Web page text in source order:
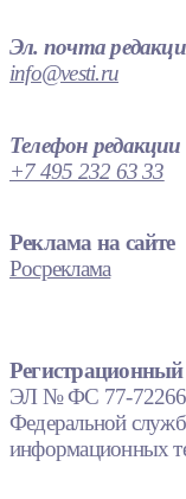
Эл. почта
info@vesti.ru
Телефон редакции
+7 495 232 63 33
Реклама на сайте
Росреклама
ЭЛ № ФС 77-72266
Федеральной
информационных